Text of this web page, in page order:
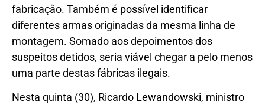
fabricação. Também é possível identificar
diferentes armas originadas da mesma linha de
montagem. Somado aos depoimentos dos
suspeitos detidos, seria viável chegar a pelo menos
uma parte destas fábricas ilegais.
Nesta quinta (30), Ricardo Lewandowski, ministro